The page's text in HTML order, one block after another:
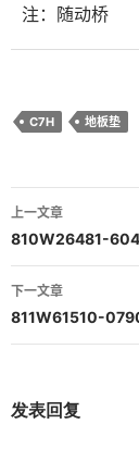
注：随动桥
C7H 地板垫
文
章
导
航
上一文章
810W26481-
下一文章
811W61510-
发表回复